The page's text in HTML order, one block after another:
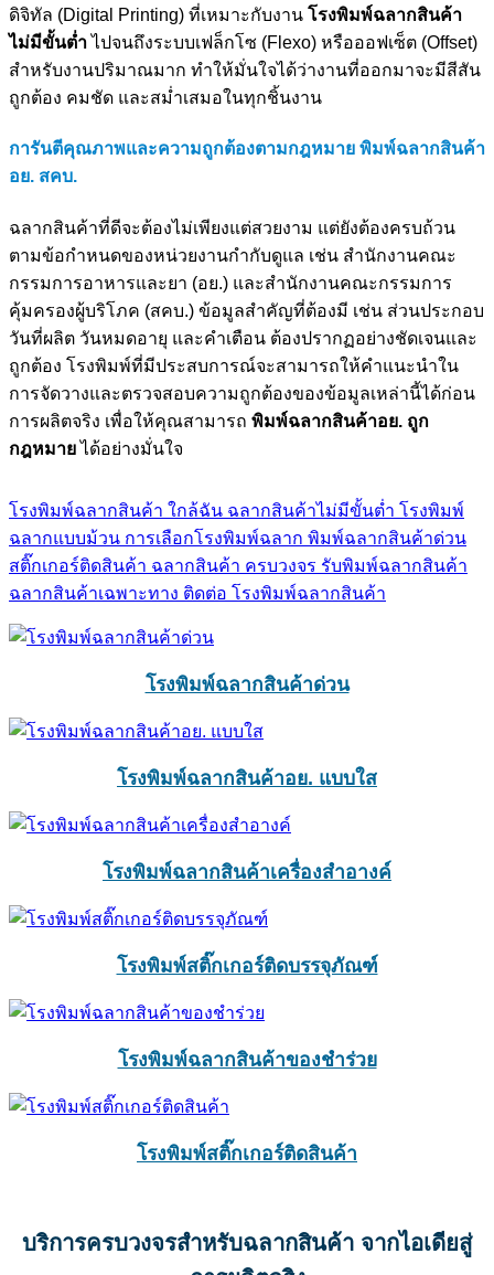
ดิจิทัล (Digital Printing) ที่เหมาะกับงาน โรงพิมพ์ฉลากสินค้า
ไม่มีขั้นต่ำไปจนถึงระบบเฟล็กโซ (Flexo) หรือออฟเซ็ต (Offset)
สำหรับงานปริมาณมาก ทำให้มั่นใจได้ว่างานที่ออกมาจะมีสีสัน
ถูกต้อง คมชัด และสม่ำเสมอในทุกชิ้นงาน
การันตีคุณภาพและความถูกต้องตามกฎหมาย พิมพ์ฉลากสินค้า
อย. สคบ.
ฉลากสินค้าที่ดีจะต้องไม่เพียงแต่สวยงาม แต่ยังต้องครบถ้วน
ตามข้อกำหนดของหน่วยงานกำกับดูแล เช่น สำนักงานคณะ
กรรมการอาหารและยา (อย.) และสำนักงานคณะกรรมการ
คุ้มครองผู้บริโภค (สคบ.) ข้อมูลสำคัญที่ต้องมี เช่น ส่วนประกอบ
วันที่ผลิต วันหมดอายุ และคำเตือน ต้องปรากฏอย่างชัดเจนและ
ถูกต้อง โรงพิมพ์ที่มีประสบการณ์จะสามารถให้คำแนะนำใน
การจัดวางและตรวจสอบความถูกต้องของข้อมูลเหล่านี้ได้ก่อน
การผลิตจริง เพื่อให้คุณสามารถ พิมพ์ฉลากสินค้าอย. ถูก
กฎหมายได้อย่างมั่นใจ
โรงพิมพ์ฉลากสินค้า ใกล้ฉัน ฉลากสินค้าไม่มีขั้นต่ำ โรงพิมพ์
ฉลากแบบม้วน การเลือกโรงพิมพ์ฉลาก พิมพ์ฉลากสินค้าด่วน
สติ๊กเกอร์ติดสินค้า ฉลากสินค้า ครบวงจร รับพิมพ์ฉลากสินค้า
ฉลากสินค้าเฉพาะทาง ติดต่อ โรงพิมพ์ฉลากสินค้า
โรงพิมพ์ฉลากสินค้าด่วน
โรงพิมพ์ฉลากสินค้าอย. แบบใส
โรงพิมพ์ฉลากสินค้าเครื่องสำอางค์
โรงพิมพ์สติ๊กเกอร์ติดบรรจุภัณฑ์
โรงพิมพ์ฉลากสินค้าของชำร่วย
โรงพิมพ์สติ๊กเกอร์ติดสินค้า
บริการครบวงจรสำหรับฉลากสินค้า จากไอเดียสู่